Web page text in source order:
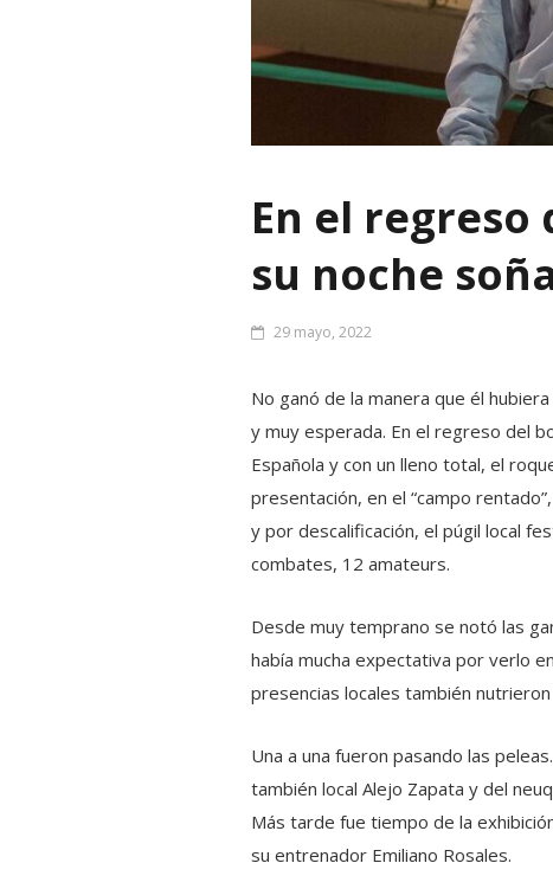
En el regreso
su noche
29 mayo, 2022
No ganó de la manera que él
y muy esperada. En el regreso del
Española y con un lleno total, el
presentación, en el “campo
y por descalificación, el púgil local
combates, 12 amateurs.
Desde muy temprano se notó las
había mucha expectativa por verlo
presencias locales también
Una a una fueron pasando las
también local Alejo Zapata y del
Más tarde fue tiempo de la
su entrenador Emiliano Rosales.